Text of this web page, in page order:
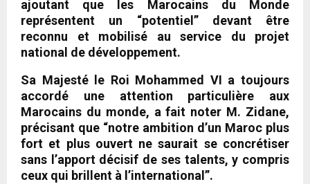
ajoutant que les Marocains du Monde
représentent un “potentiel” devant être
reconnu et mobilisé au service du projet
national de développement.
Sa Majesté le Roi Mohammed VI a toujours
accordé une attention particulière aux
Marocains du monde, a fait noter M. Zidane,
précisant que “notre ambition d’un Maroc plus
fort et plus ouvert ne saurait se concrétiser
sans l’apport décisif de ses talents, y compris
ceux qui brillent à l’international”.